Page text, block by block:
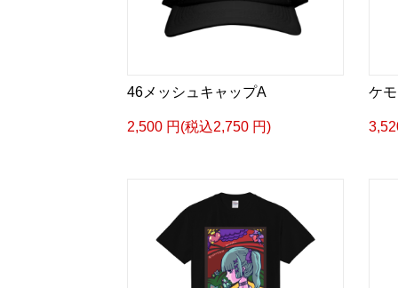
46メッシュキャップA
2,500 円(税込2,750 円)
ケ